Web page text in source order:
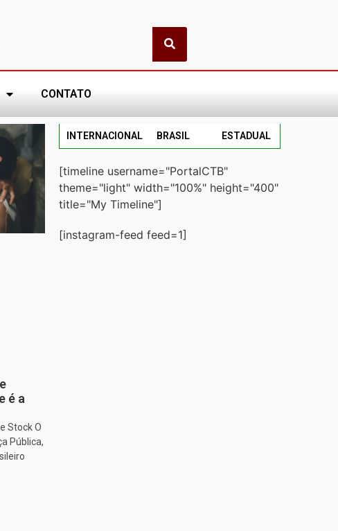
CONTATO
é a
Stock O
Pública,
INTERNACIONAL BRASIL ESTADUAL
[timeline username="PortalCTB"
theme="light" width="100%" height="400"
title="My Timeline"]
[instagram-feed feed=1]